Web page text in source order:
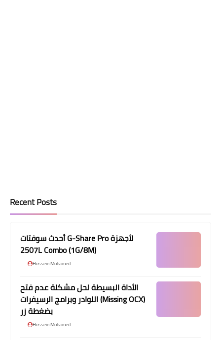
Recent Posts
أحدث سوفتات G-Share Pro لأجهزة
2507L Combo (1G/8M)
Hussein Mohamed
الأداة البسيطة لحل مشكلة عدم فتح
اللوادر وبرامج الرسيفرات (Missing OCX)
بضغطة زر
Hussein Mohamed